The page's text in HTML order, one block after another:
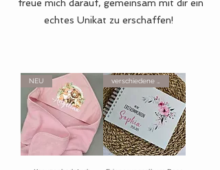
freue mich darauf, gemeinsam mit dir ein
echtes Unikat zu erschaffen!
NEU